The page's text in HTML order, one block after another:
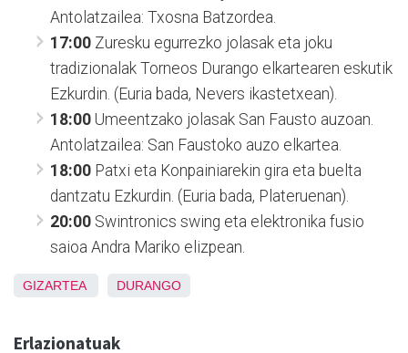
Antolatzailea: Txosna Batzordea.
17:00 Zuresku egurrezko jolasak eta joku
tradizionalak Torneos Durango elkartearen eskutik
Ezkurdin. (Euria bada, Nevers ikastetxean).
18:00 Umeentzako jolasak San Fausto auzoan.
Antolatzailea: San Faustoko auzo elkartea.
18:00 Patxi eta Konpainiarekin gira eta buelta
dantzatu Ezkurdin. (Euria bada, Plateruenan).
20:00 Swintronics swing eta elektronika fusio
saioa Andra Mariko elizpean.
GIZARTEA DURANGO
Erlazionatuak